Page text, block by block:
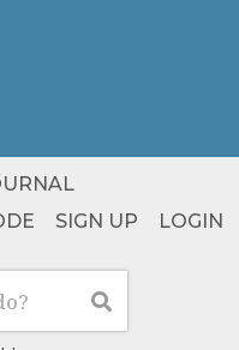
Cerca
SIGN UP LOGIN